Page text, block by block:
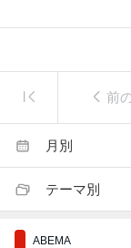
前
月別
テーマ別
ABEMA